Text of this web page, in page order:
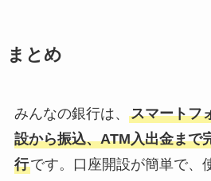
まとめ
みんなの銀行は、 スマートフ
設から振込、ATM入出金まで
行です。口座開設が簡単で、